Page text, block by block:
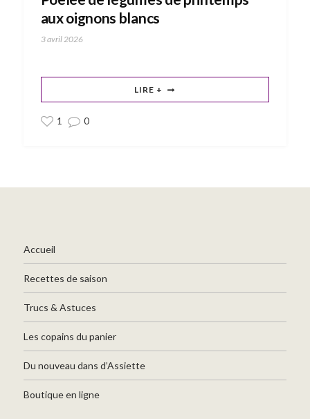
aux oignons blancs
3 avril 2026
LIRE +
1 0
Accueil
Recettes de saison
Trucs & Astuces
Les copains du panier
Du nouveau dans d’Assiette
Boutique en ligne